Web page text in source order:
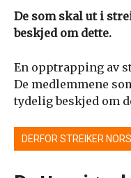
De som skal ut i
beskjed om dette.
En opptrapping av
De medlemmene
tydelig beskjed om
DERFOR STREIKER